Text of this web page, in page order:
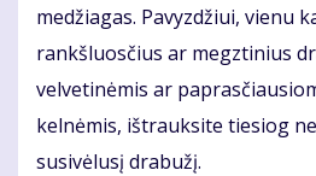
medžiagas. Pavyzdžiui, vienu
rankšluosčius ar megztinius
velvetinėmis ar
kelnėmis, ištrauksite tiesiog
susivėlusį drabužį.